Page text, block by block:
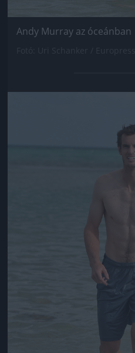
Andy Murray az óceánban